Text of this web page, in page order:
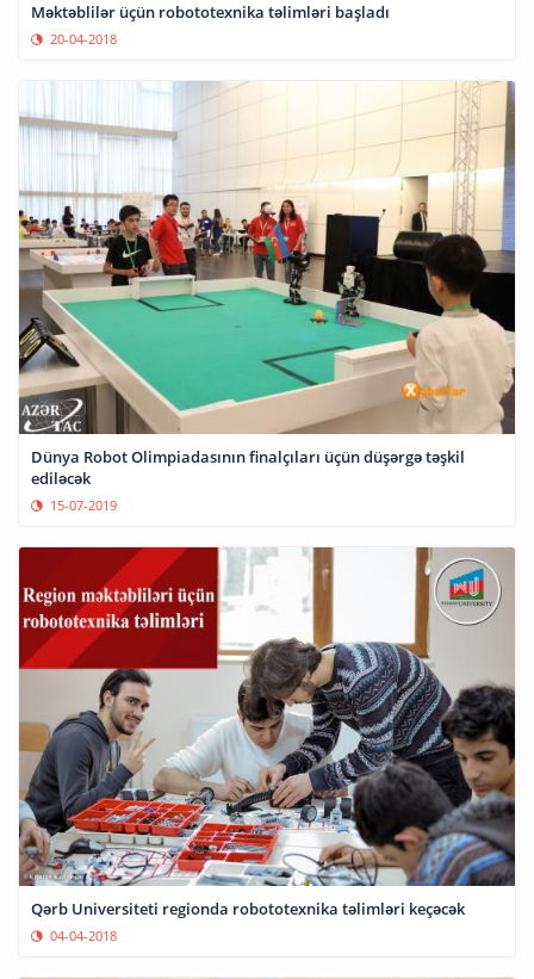
Məktəblilər üçün robototexnika təlimləri başladı
20-04-2018
Dünya Robot Olimpiadasının finalçıları üçün düşərgə təşkil
ediləcək
15-07-2019
Qərb Universiteti regionda robototexnika təlimləri keçəcək
04-04-2018